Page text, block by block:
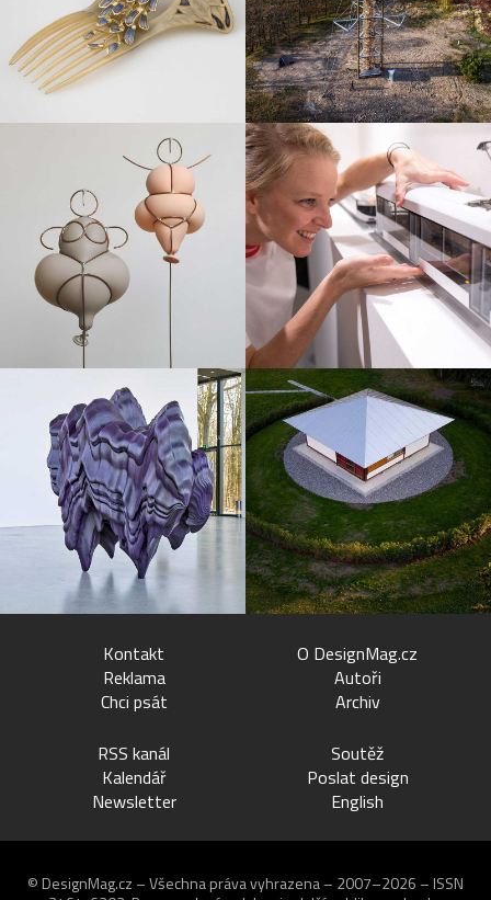
Kontakt
Reklama
Chci psát
O DesignMag.cz
Autoři
Archiv
RSS kanál
Kalendář
Newsletter
Soutěž
Poslat design
English
© DesignMag.cz – Všechna práva vyhrazena – 2007–2026 – ISSN